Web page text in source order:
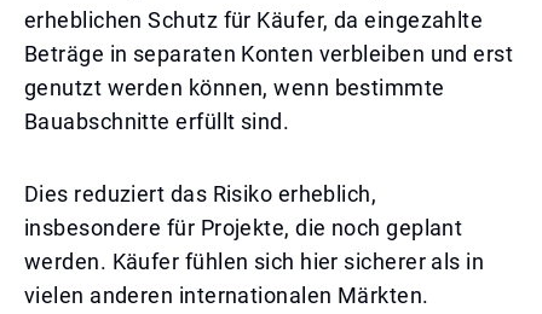
erheblichen Schutz für Käufer, da eingezahlte
Beträge in separaten Konten verbleiben und erst
genutzt werden können, wenn bestimmte
Bauabschnitte erfüllt sind.
Dies reduziert das Risiko erheblich,
insbesondere für Projekte, die noch geplant
werden. Käufer fühlen sich hier sicherer als in
vielen anderen internationalen Märkten.